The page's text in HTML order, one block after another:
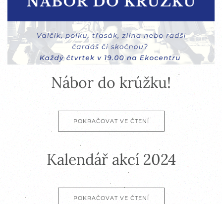
Nábor do krúžku!
POKRAČOVAT VE ČTENÍ
Kalendář akcí 2024
POKRAČOVAT VE ČTENÍ